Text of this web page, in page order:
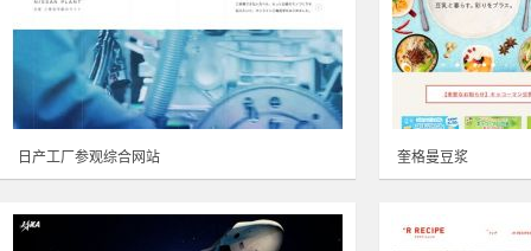
日产工厂参观综合网站 奎格曼豆浆